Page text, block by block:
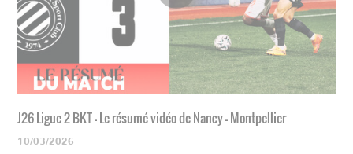
J26 Ligue 2 BKT - Le résumé vidéo de Nancy - Montpellier
10/03/2026